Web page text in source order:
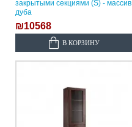
закрытыми секциями (S) - массив
дуба
₪10568
В КОРЗИНУ